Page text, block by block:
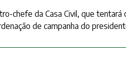
chefe da Casa Civil, que
de campanha do